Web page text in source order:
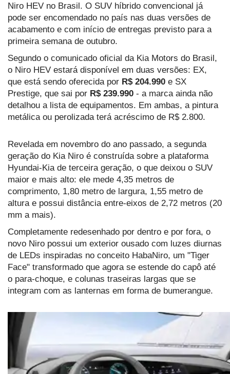
Niro HEV no Brasil. O SUV híbrido convencional já
pode ser encomendado no país nas duas versões de
acabamento e com início de entregas previsto para a
primeira semana de outubro.
Segundo o comunicado oficial da Kia Motors do Brasil,
o Niro HEV estará disponível em duas versões: EX,
que está sendo oferecida por R$ 204.990 e SX
Prestige, que sai por R$ 239.990 - a marca ainda não
detalhou a lista de equipamentos. Em ambas, a pintura
metálica ou perolizada terá acréscimo de R$ 2.800.
Revelada em novembro do ano passado, a segunda
geração do Kia Niro é construída sobre a plataforma
Hyundai-Kia de terceira geração, o que deixou o SUV
maior e mais alto: ele mede 4,35 metros de
comprimento, 1,80 metro de largura, 1,55 metro de
altura e possui distância entre-eixos de 2,72 metros (20
mm a mais).
Completamente redesenhado por dentro e por fora, o
novo Niro possui um exterior ousado com luzes diurnas
de LEDs inspiradas no conceito HabaNiro, um "Tiger
Face" transformado que agora se estende do capô até
o para-choque, e colunas traseiras largas que se
integram com as lanternas em forma de bumerangue.